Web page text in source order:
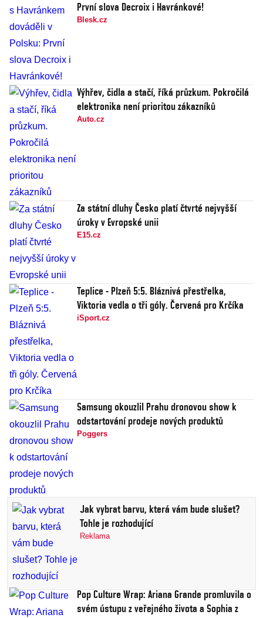
První slova Decroix i Havránkové!
Blesk.cz
Výhřev, čidla a stačí, říká průzkum. Pokročilá
elektronika není prioritou zákazníků
Auto.cz
Za státní dluhy Česko platí čtvrté nejvyšší
úroky v Evropské unii
E15.cz
Teplice - Plzeň 5:5. Bláznivá přestřelka,
Viktoria vedla o tři góly. Červená pro Krčíka
iSport.cz
Samsung okouzlil Prahu dronovou show k
odstartování prodeje nových produktů
Poggers
Jak vybrat barvu, která vám bude slušet?
Tohle je rozhodující
Reklama
Pop Culture Wrap: Ariana Grande promluvila o
svém ústupu z veřejného života a Sophia z